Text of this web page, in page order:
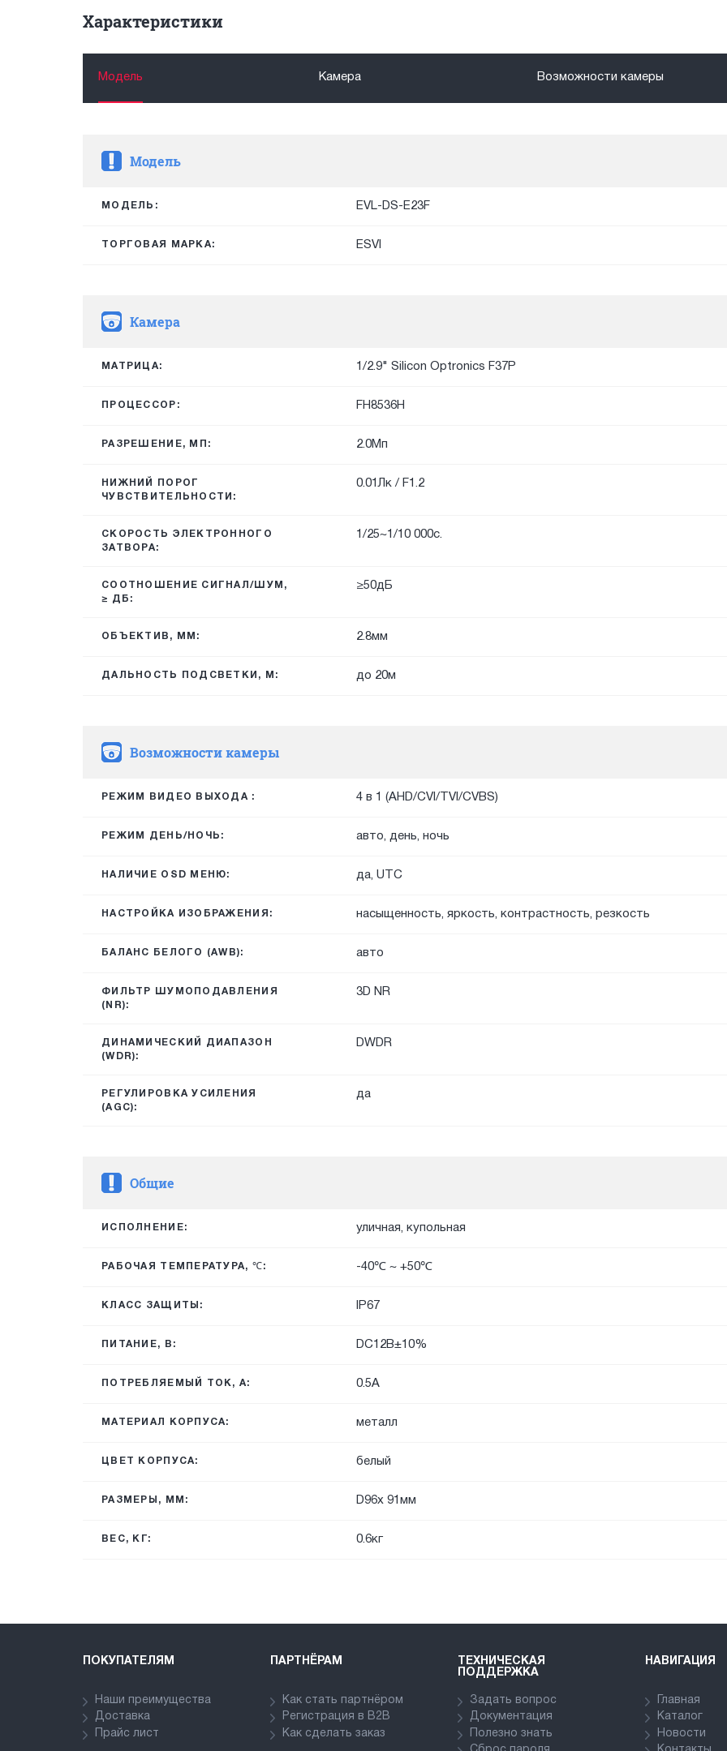
Характеристики
Модель Камера Возможности камеры
Модель
МОДЕЛЬ: EVL-DS-E23F
ТОРГОВАЯ МАРКА: ESVI
Камера
МАТРИЦА: 1/2.9" Silicon Optronics F37P
ПРОЦЕССОР: FH8536H
РАЗРЕШЕНИЕ, МП: 2.0Мп
НИЖНИЙ ПОРОГ
ЧУВСТВИТЕЛЬНОСТИ:
0.01Лк / F1.2
СКОРОСТЬ ЭЛЕКТРОННОГО
ЗАТВОРА:
1/25~1/10 000с.
СООТНОШЕНИЕ СИГНАЛ/ШУМ,
≥ ДБ:
≥50дБ
ОБЪЕКТИВ, ММ: 2.8мм
ДАЛЬНОСТЬ ПОДСВЕТКИ, М: до 20м
Возможности камеры
РЕЖИМ ВИДЕО ВЫХОДА : 4 в 1 (AHD/CVI/TVI/CVBS)
РЕЖИМ ДЕНЬ/НОЧЬ: авто, день, ночь
НАЛИЧИЕ OSD МЕНЮ: да, UTC
НАСТРОЙКА ИЗОБРАЖЕНИЯ: насыщенность, яркость, контрастность, резкость
БАЛАНС БЕЛОГО (AWB): авто
ФИЛЬТР ШУМОПОДАВЛЕНИЯ
(NR):
3D NR
ДИНАМИЧЕСКИЙ ДИАПАЗОН
(WDR):
DWDR
РЕГУЛИРОВКА УСИЛЕНИЯ
(AGC):
да
Общие
ИСПОЛНЕНИЕ: уличная, купольная
РАБОЧАЯ ТЕМПЕРАТУРА, ℃: -40℃ ~ +50℃
КЛАСС ЗАЩИТЫ: IP67
ПИТАНИЕ, В: DC12В±10%
ПОТРЕБЛЯЕМЫЙ ТОК, А: 0.5А
МАТЕРИАЛ КОРПУСА: металл
ЦВЕТ КОРПУСА: белый
РАЗМЕРЫ, ММ: D96x 91мм
ВЕС, КГ: 0.6кг
ПОКУПАТЕЛЯМ
Наши преимущества
Доставка
Прайс лист
ПАРТНЁРАМ
Как стать партнёром
Регистрация в В2В
Как сделать заказ
ТЕХНИЧЕСКАЯ
ПОДДЕРЖКА
Задать вопрос
Документация
Полезно знать
НАВИГАЦИЯ
Главная
Каталог
Новости